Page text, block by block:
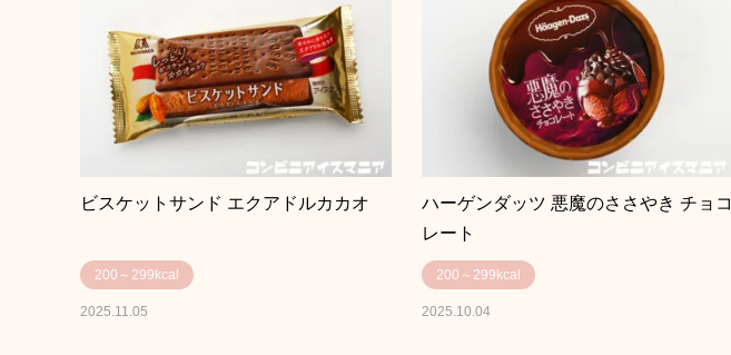
ビスケットサンド エクアドルカカオ
200～299kcal
2025.11.05
ハーゲンダッツ 悪魔のささやき チョコ
レート
200～299kcal
2025.10.04